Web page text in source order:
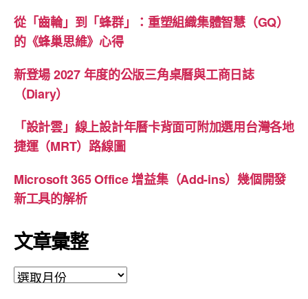
從「齒輪」到「蜂群」：重塑組織集體智慧（GQ）
的《蜂巢思維》心得
新登場 2027 年度的公版三角桌曆與工商日誌
（Diary）
「設計雲」線上設計年曆卡背面可附加選用台灣各地
捷運（MRT）路線圖
Microsoft 365 Office 增益集（Add-ins）幾個開發
新工具的解析
文章彙整
文